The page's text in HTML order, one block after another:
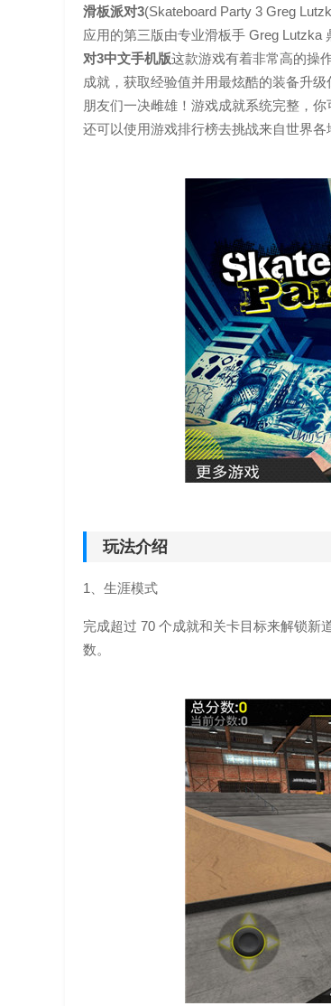
滑板派对3(Skateboard Party 3 Greg
应用的第三版由专业滑板手 Greg Lutzka
对3中文手机版这款游戏有着非常高的操
成就，获取经验值并用最炫酷的装备升
朋友们一决雌雄！游戏成就系统完整，
还可以使用游戏排行榜去挑战来自世界
玩法介绍
1、生涯模式
完成超过 70 个成就和关卡目标来解锁新
数。